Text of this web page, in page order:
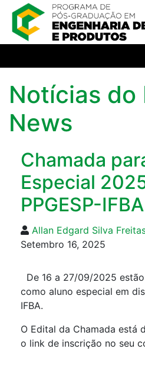
Notícias do
News
Chamada
Especial
PPGESP-IFBA
Allan Edgard Silva
Setembro 16, 2025
De 16 a 27/09/2025
como aluno especial em
IFBA.
O Edital da Chamada está
o link de inscrição no seu